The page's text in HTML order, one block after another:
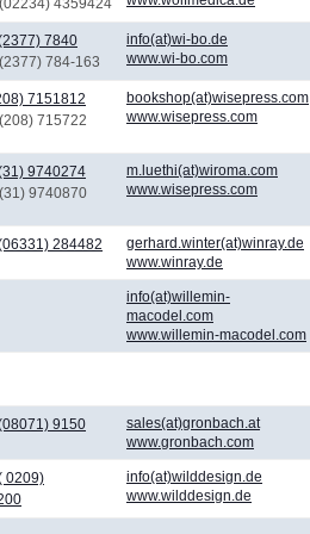
7840
784-163
info(at)wi-bo.de
www.wi-bo.com
7151812
715722
bookshop(at)wisepress.com
www.wisepress.com
9740274
9740870
m.luethi(at)wiroma.com
www.wisepress.com
284482
gerhard.winter(at)winray.de
www.winray.de
info(at)willemin-
macodel.com
www.willemin-macodel.com
9150
sales(at)gronbach.at
www.gronbach.com
0209)
info(at)wilddesign.de
www.wilddesign.de